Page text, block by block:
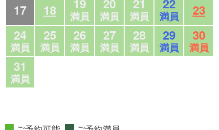
17 18 19
満員
20
満員
21
満員
22
満員
23
24
満員
25
満員
26
満員
27
満員
28
満員
29
満員
30
満員
31
満員